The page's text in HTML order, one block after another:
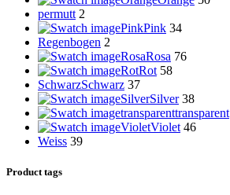
permutt 2
PinkPink 34
Regenbogen 2
RosaRosa 76
RotRot 58
SchwarzSchwarz 37
SilverSilver 38
transparenttransparent
VioletViolet 46
Weiss 39
Product tags